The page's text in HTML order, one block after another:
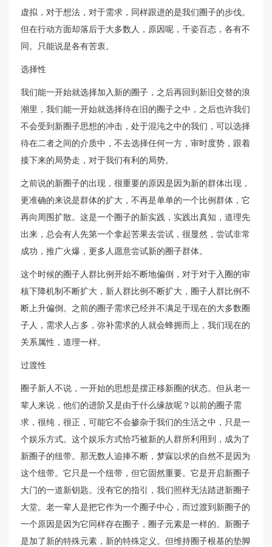
虚拟，对于想法，对于需求，同样跟进的是我们圈子的步伐。
但在行动方面却落后于大多数人，原因呢，千姿百态，各有不
同。只能说是各有苦衷。
选择性
我们能一开始就选择加入新的圈子，之后再回到新旧交替的浪
潮里，我们能一开始就选择待在旧的圈子之中，之后也许我们
不会受到新圈子思想的冲击，处于混沌之中的我们，可以选择
待在二者之间的介质中，不去选择任何一方，审时度势，跟着
接下来的局势走，对于我们有利的局势。
之前说的新圈子的出现，很重要的原因是因为新的群体出现，
更准确的来说是群体的扩大，不再是单单的一个比例群体，它
再向周围扩散。这是一个圈子的新实践，实践出真知，道理先
出来，总会有人先第一个拿起苦果去尝试，很显然，尝试非常
成功，推广火爆，更多人愿意尝试新的圈子群体。
这个时候的圈子人群比例开始不断地偏倒，对于对于入圈的审
核下降机制不断扩大，新人群比例不断扩大，圈子人群比例不
断上升偏倒。之前的圈子需求已经并不满足于现在的大多数圈
子人，需求人占多，弥补需求的人就会蜂拥而上，我们现在的
关系属性，道理一样。
过渡性
圈子新人不说，一开始的思想是摆正移新圈的状态。但从老一
辈人来说，他们的进阶又是由于什么缘故呢？以前的圈子需
求，很纯，很正，可能它不会掺杂于我们的生活之中，只是一
个娱乐方式。这个娱乐方式恰巧被新的人群所利用到，成为了
新圈子的纽带。那无数人追捧不断，梦寐以求的自然不是因为
这个纽带。它只是一个纽带，但它固然重要。它是开启新圈子
大门的一道新钥匙。没有它的指引，我们照样无法踏进新圈子
大堂。老一辈人是把它作为一个圈子中心，而过渡到新圈子的
一个原因是因为它同样存在圈子，圈子元素是一样的。新圈子
是加了新的特殊元素，新的特殊定义。但维持圈子根基的垫脚